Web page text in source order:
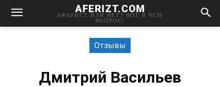
AFERIZT.COM
АФЕРИСТ ИЛИ НЕТ? ВОТ В ЧЕМ
ВОПРОС!
Отзывы
Дмитрий Васильев